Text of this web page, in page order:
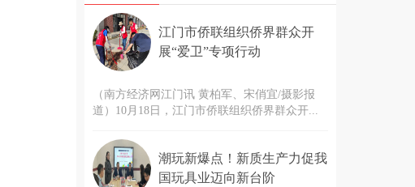
2025-06-12
科普: 吸引宠物多喝水，从能救鱼的增氧技术说
起
2025-05-30
珠海航展法兰克福展览有限公司成立全新合资
公司助力推动中国航天航空技术发展
江门市侨联组织侨界群众开
展“爱卫”专项行动
（南方经济网江门讯 黄柏军、宋俏宜/摄影报
道）10月18日，江门市侨联组织侨界群众开...
潮玩新爆点！新质生产力促我
国玩具业迈向新台阶